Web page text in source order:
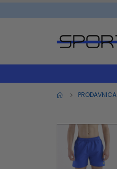
PRODAVNICA